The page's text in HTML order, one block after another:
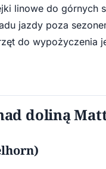
linowe do górnych
jazdy poza
do wypożyczenia
doliną